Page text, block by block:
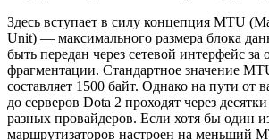
Здесь вступает в силу концепция MTU
Unit) — максимального размера блока
быть передан через сетевой интерфейс за
фрагментации. Стандартное значение
составляет 1500 байт. Однако на пути от
до серверов Dota 2 проходят через
разных провайдеров. Если хотя бы один
маршрутизаторов настроен на меньший